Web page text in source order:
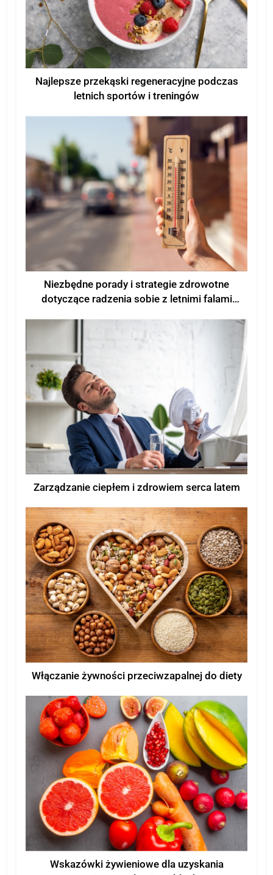
Najlepsze przekąski regeneracyjne podczas
letnich sportów i treningów
Niezbędne porady i strategie zdrowotne
dotyczące radzenia sobie z letnimi falami
Zarządzanie ciepłem i zdrowiem serca latem
Włączanie żywności przeciwzapalnej do diety
Wskazówki żywieniowe dla uzyskania